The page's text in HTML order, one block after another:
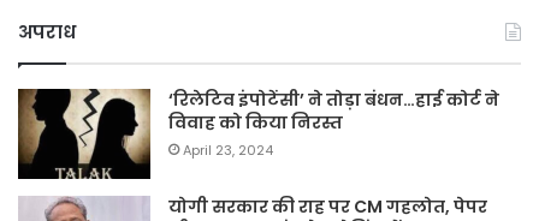
अपराध
‘रिलेटिव इंपोटेंसी’ ने तोड़ा बंधन…हाई कोर्ट ने
विवाह को किया निरस्त
April 23, 2024
योगी सरकार की राह पर CM गहलोत, पेपर